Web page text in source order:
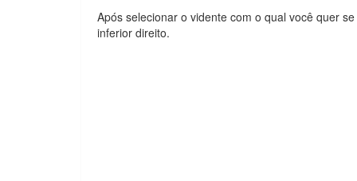
Após selecionar o vidente com o qual você quer
inferior direito.